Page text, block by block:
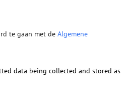
te gaan met de Algemene
data being collected and stored as